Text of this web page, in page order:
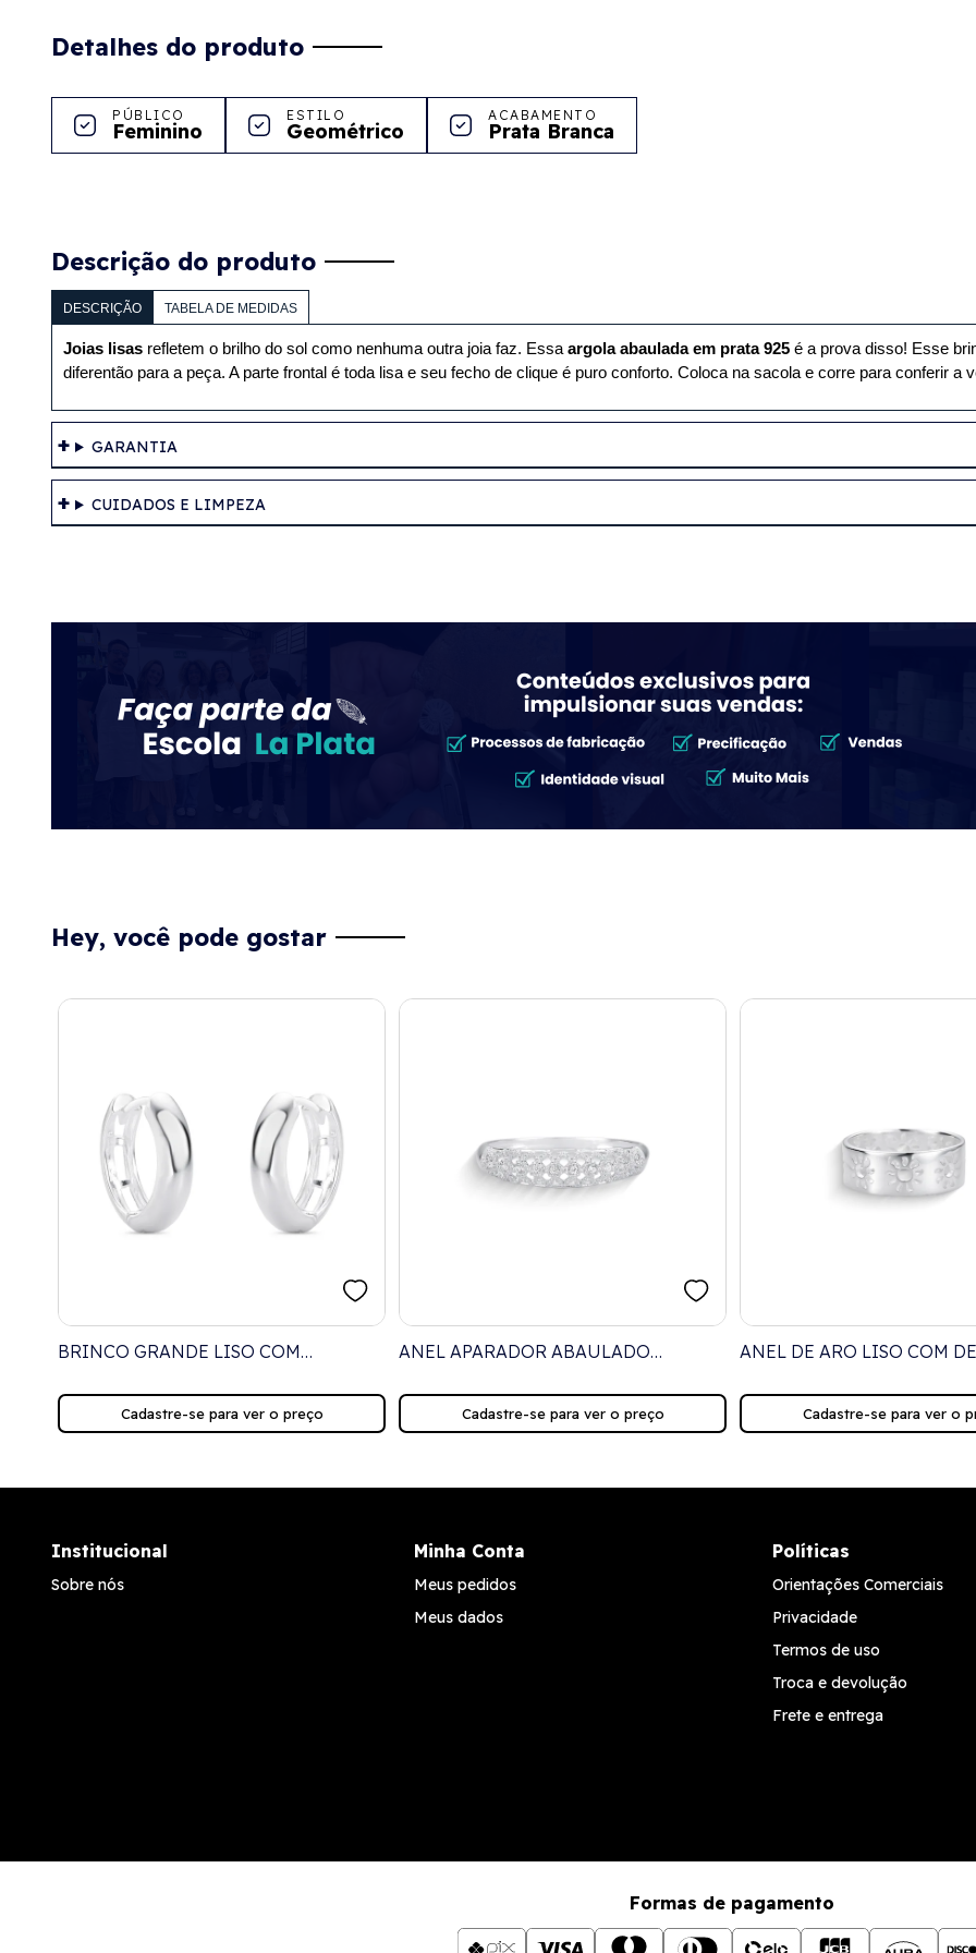
Detalhes do produto
PÚBLICO
Feminino
ESTILO
Geométrico
ACABAMENTO
Prata Branca
Descrição do produto
DESCRIÇÃO TABELA DE MEDIDAS
Joias lisas refletem o brilho do sol como nenhuma outra joia faz. Essa argola abaulada em prata 925 é a prova disso! Esse
diferentão para a peça. A parte frontal é toda lisa e seu fecho de clique é puro conforto. Coloca na sacola e corre para conferir a
GARANTIA
CUIDADOS E LIMPEZA
Hey, você pode gostar
BRINCO GRANDE LISO COM
Cadastre-se para ver o preço
ANEL APARADOR ABAULADO
VAZADOS
Cadastre-se para ver o preço
ANEL DE ARO LISO COM
Cadastre-se para ver o
Institucional
Sobre nós
Minha Conta
Meus pedidos
Meus dados
Políticas
Orientações Comerciais
Privacidade
Termos de uso
Troca e devolução
Frete e entrega
Formas de pagamento